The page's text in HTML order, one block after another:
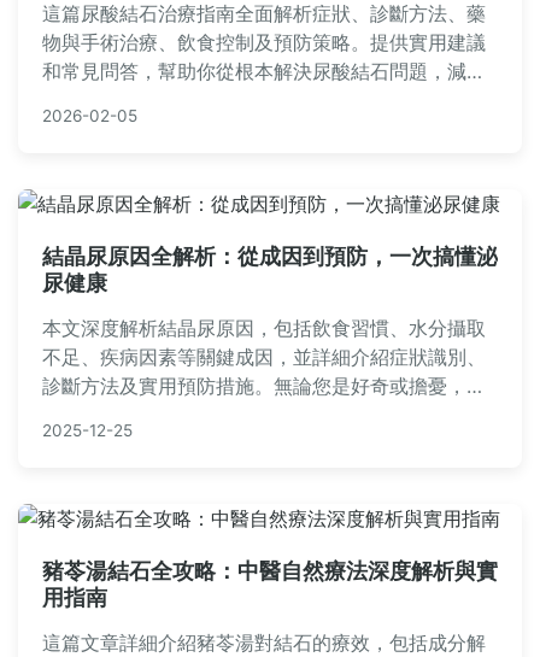
這篇尿酸結石治療指南全面解析症狀、診斷方法、藥
物與手術治療、飲食控制及預防策略。提供實用建議
和常見問答，幫助你從根本解決尿酸結石問題，減少
參考。
2026-02-05
結晶尿原因全解析：從成因到預防，一次搞懂泌
尿健康
本文深度解析結晶尿原因，包括飲食習慣、水分攝取
不足、疾病因素等關鍵成因，並詳細介紹症狀識別、
診斷方法及實用預防措施。無論您是好奇或擔憂，都
石風險。內容基於醫學知識，提供易懂的實用建議。
2025-12-25
豬苓湯結石全攻略：中醫自然療法深度解析與實
用指南
這篇文章詳細介紹豬苓湯對結石的療效，包括成分解